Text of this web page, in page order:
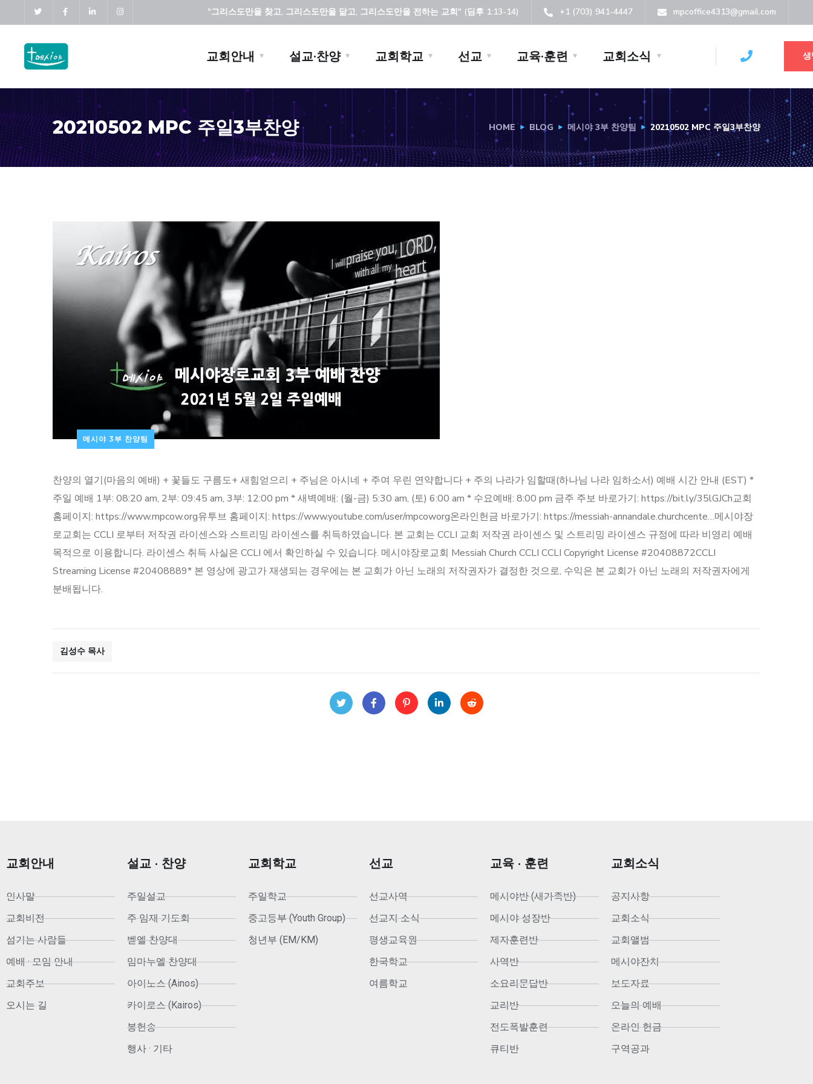
+1 (703) 941-4447 mpcoffice4313@gmail.com
"그리스도만을 찾고, 그리스도만을 닮고, 그리스도만을 전하는 교회" (딤후 1:13-14)
교회안내 설교·찬양 교회학교 선교 교육·훈련 교회소식
20210502 MPC 주일3부찬양 HOME BLOG 메시야 3부 찬양팀 20210502 MPC 주일3부찬양
메시야 3부 찬양팀
찬양의 열기(마음의 예배) + 꽃들도 구름도+ 새힘얻으리 + 주님은 아시네 + 주여 우린 연약합니다 + 주의 나라가 임할때(하나님 나라 임하소서) 예배 시간 안내 (EST) *
주일 예배 1부: 08:20​ am, 2부: 09:45​ am, 3부: 12:00 pm * 새벽예배: (월-금) 5:30​ am, (토) 6:00 am * 수요예배: 8:00 pm 금주 주보 바로가기: https://bit.ly/35lGJCh​ 교회
홈페이지: https://www.mpcow.org​ 유투브 홈페이지: https://www.youtube.com/user/mpcoworg​ 온라인헌금 바로가기: https://messiah-annandale.churchcente…​ 메시야장
로교회는 CCLI 로부터 저작권 라이센스와 스트리밍 라이센스를 취득하였습니다. 본 교회는 CCLI 교회 저작권 라이센스 및 스트리밍 라이센스 규정에 따라 비영리 예배
목적으로 이용합니다. 라이센스 취득 사실은 CCLI 에서 확인하실 수 있습니다. 메시야장로교회 Messiah Church CCLI CCLI Copyright License #20408872​ CCLI
Streaming License #20408889​ * 본 영상에 광고가 재생되는 경우에는 본 교회가 아닌 노래의 저작권자가 결정한 것으로, 수익은 본 교회가 아닌 노래의 저작권자에게
분배됩니다.
김성수 목사
교회안내
인사말
교회비전
섬기는 사람들
예배 · 모임 안내
교회주보
오시는 길
설교 · 찬양
주일설교
주 임재 기도회
벧엘 찬양대
임마누엘 찬양대
아이노스 (Ainos)
카이로스 (Kairos)
봉헌송
행사 · 기타
교회학교
주일학교
중고등부 (Youth Group)
청년부 (EM/KM)
선교
선교사역
선교지 소식
평생교육원
한국학교
여름학교
교육 · 훈련
메시야반 (새가족반)
메시야 성장반
제자훈련반
사역반
소요리문답반
교리반
전도폭발훈련
큐티반
교회소식
공지사항
교회소식
교회앨범
메시야잔치
보도자료
오늘의 예배
온라인 헌금
구역공과